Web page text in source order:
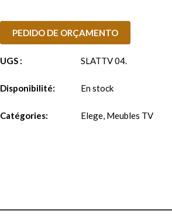
PEDIDO DE ORÇAMENTO
UGS : SLATTV 04.
Disponibilité: En stock
Catégories: Elege, Meubles TV